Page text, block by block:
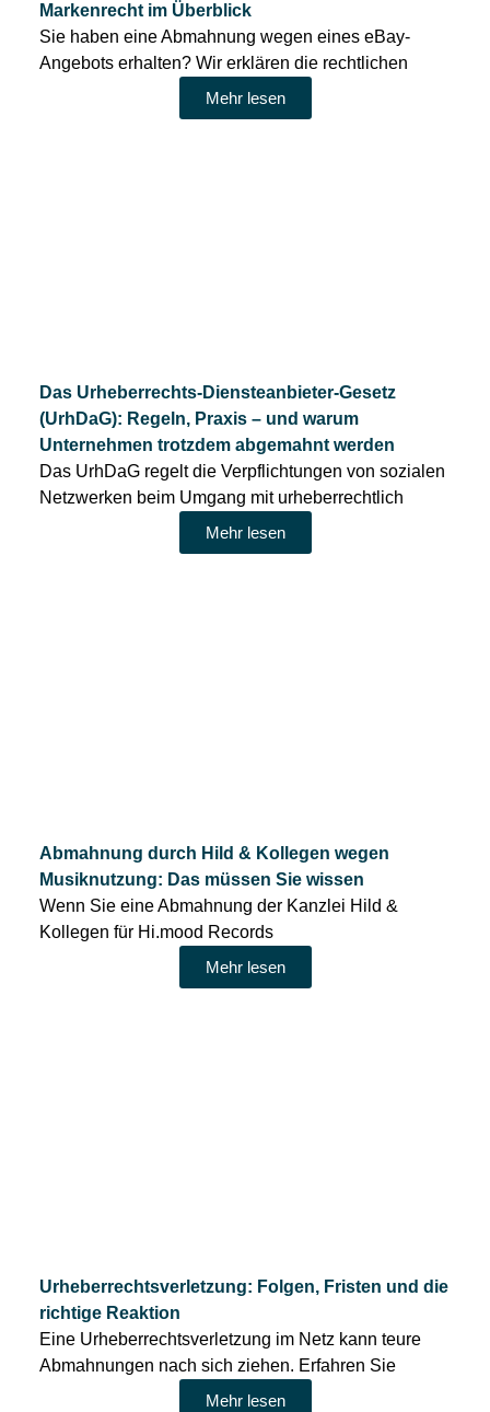
Markenrecht im Überblick
Sie haben eine Abmahnung wegen eines eBay-
Angebots erhalten? Wir erklären die rechtlichen
Mehr lesen
Das Urheberrechts-Diensteanbieter-Gesetz
(UrhDaG): Regeln, Praxis – und warum
Unternehmen trotzdem abgemahnt werden
Das UrhDaG regelt die Verpflichtungen von sozialen
Netzwerken beim Umgang mit urheberrechtlich
Mehr lesen
Abmahnung durch Hild & Kollegen wegen
Musiknutzung: Das müssen Sie wissen
Wenn Sie eine Abmahnung der Kanzlei Hild &
Kollegen für Hi.mood Records
Mehr lesen
Urheberrechtsverletzung: Folgen, Fristen und die
richtige Reaktion
Eine Urheberrechtsverletzung im Netz kann teure
Abmahnungen nach sich ziehen. Erfahren Sie
Mehr lesen